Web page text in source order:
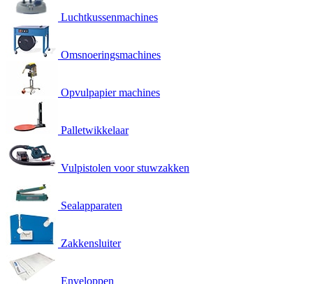
Luchtkussenmachines
Omsnoeringsmachines
Opvulpapier machines
Palletwikkelaar
Vulpistolen voor stuwzakken
Sealapparaten
Zakkensluiter
Enveloppen